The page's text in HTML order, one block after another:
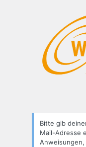
Bitte gib
Mail-Adresse